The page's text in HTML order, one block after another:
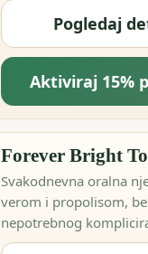
Pogledaj
Aktiviraj 15%
Forever Bright
Svakodnevna oralna
verom i propolisom,
nepotrebnog